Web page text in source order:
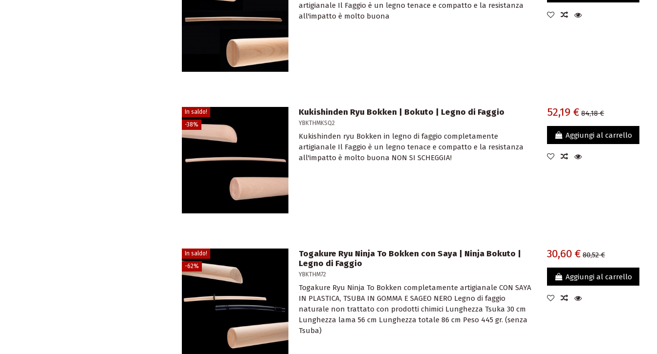
artigianale Il Faggio è un legno tenace e compatto e la resistanza
all'impatto è molto buona
In saldo!
-38%
Kukishinden Ryu Bokken | Bokuto | Legno di Faggio
YBKTHMKSQ2
Kukishinden ryu Bokken in legno di faggio completamente
artigianale Il Faggio è un legno tenace e compatto e la resistanza
all'impatto è molto buona NON SI SCHEGGIA!
52,19 € 84,18 €
Aggiungi al carrello
In saldo!
-62%
Togakure Ryu Ninja To Bokken con Saya | Ninja Bokuto |
Legno di Faggio
YBKTHM72
Togakure Ryu Ninja To Bokken completamente artigianale CON SAYA
IN PLASTICA, TSUBA IN GOMMA E SAGEO NERO Legno di faggio
naturale non trattato con prodotti chimici Lunghezza Tsuka 30 cm
Lunghezza lama 56 cm Lunghezza totale 86 cm Peso 445 gr. (senza
Tsuba)
30,60 € 80,52 €
Aggiungi al carrello